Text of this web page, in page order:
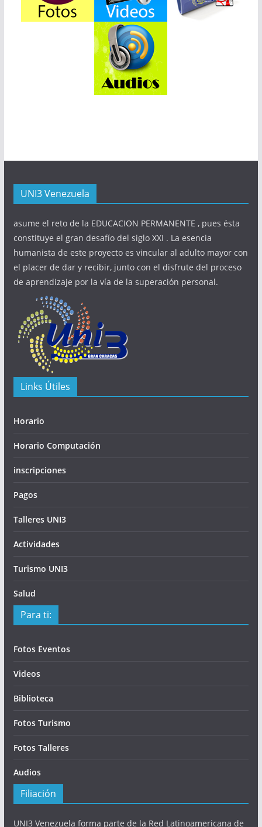
UNI3 Venezuela
asume el reto de la EDUCACION PERMANENTE , pues ésta
constituye el gran desafío del siglo XXI . La esencia
humanista de este proyecto es vincular al adulto mayor con
el placer de dar y recibir, junto con el disfrute del proceso
de aprendizaje por la vía de la superación personal.
Links Útiles
Horario
Horario Computación
inscripciones
Pagos
Talleres UNI3
Actividades
Turismo UNI3
Salud
Para ti:
Fotos Eventos
Videos
Biblioteca
Fotos Turismo
Fotos Talleres
Audios
Filiación
UNI3 Venezuela forma parte de la Red Latinoamericana de